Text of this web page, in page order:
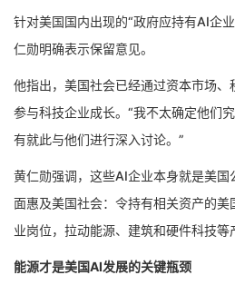
针对美国国内出现的“政府应持有AI企
仁勋明确表示保留意见。
他指出，美国社会已经通过资本市场
参与科技企业成长。“我不太确定他们
有就此与他们进行深入讨论。”
黄仁勋强调，这些AI企业本身就是美
面惠及美国社会：令持有相关资产的
业岗位，拉动能源、建筑和硬件科技等
能源才是美国AI发展的关键瓶颈